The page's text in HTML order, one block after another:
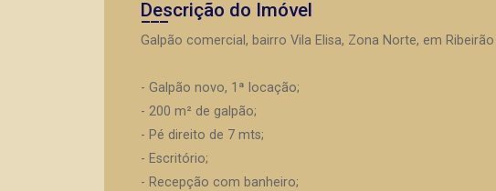
Descrição do Imóvel
Galpão comercial, bairro Vila Elisa, Zona Norte, em
- Galpão novo, 1ª locação;
- 200 m² de galpão;
- Pé direito de 7 mts;
- Escritório;
- Recepção com banheiro;